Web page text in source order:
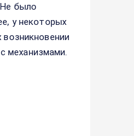
было
у некоторых
механизмами.